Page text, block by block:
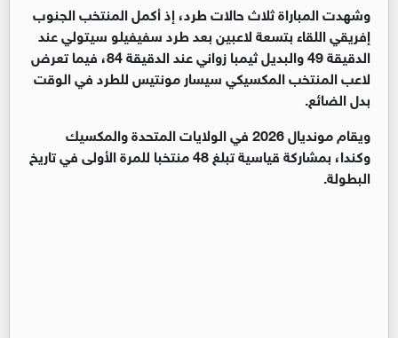
وشهدت المباراة ثلاث حالات طرد، إذ أكمل المنتخب الجنوب
إفريقي اللقاء بتسعة لاعبين بعد طرد سفيفيلو سيتولي عند
الدقيقة 49 والبديل ثيمبا زواني عند الدقيقة 84، فيما تعرض
لاعب المنتخب المكسيكي سيسار مونتيس للطرد في الوقت
بدل الضائع.
ويقام مونديال 2026 في الولايات المتحدة والمكسيك
وكندا، بمشاركة قياسية تبلغ 48 منتخبا للمرة الأولى في تاريخ
البطولة.